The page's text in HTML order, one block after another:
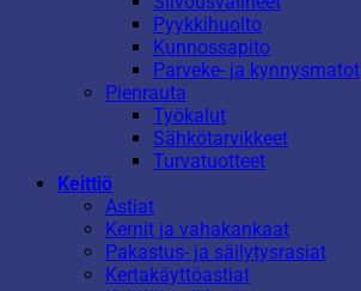
Pyykkihuolto
Kunnossapito
Parveke- ja kynnysmatot
Pienrauta
Työkalut
Sähkötarvikkeet
Turvatuotteet
Keittiö
Astiat
Kernit ja vahakankaat
Pakastus- ja säilytysrasiat
Kertakäyttöastiat